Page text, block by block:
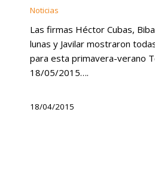
Noticias
Las firmas Héctor Cubas,
lunas y Javilar mostraron
para esta primavera-verano
18/05/2015….
18/04/2015